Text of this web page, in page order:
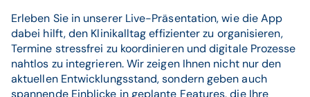
Erleben Sie in unserer Live-Präsentation, wie die App
dabei hilft, den Klinikalltag effizienter zu organisieren,
Termine stressfrei zu koordinieren und digitale Prozesse
nahtlos zu integrieren. Wir zeigen Ihnen nicht nur den
aktuellen Entwicklungsstand, sondern geben auch
spannende Einblicke in geplante Features, die Ihre